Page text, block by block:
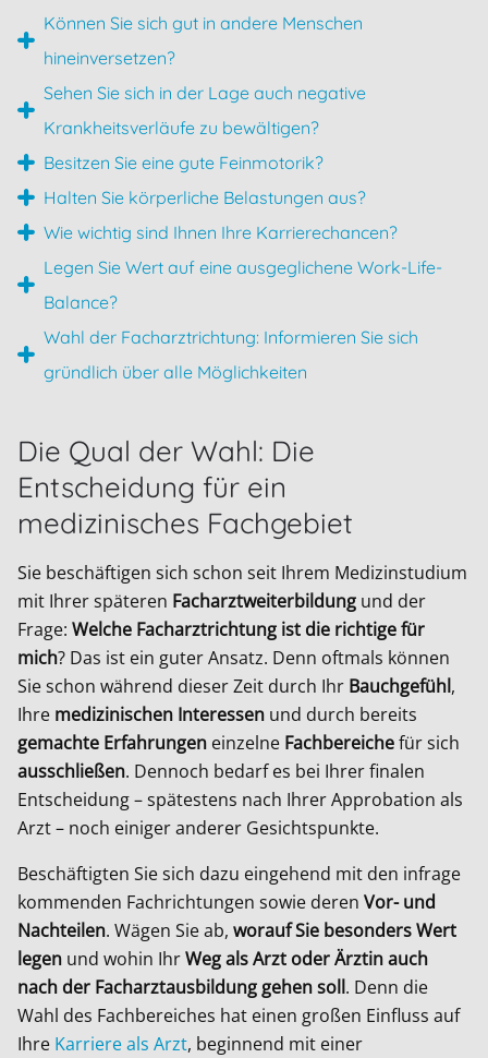
Können Sie sich gut in andere Menschen
hineinversetzen?
Sehen Sie sich in der Lage auch negative
Krankheitsverläufe zu bewältigen?
Besitzen Sie eine gute Feinmotorik?
Halten Sie körperliche Belastungen aus?
Wie wichtig sind Ihnen Ihre Karrierechancen?
Legen Sie Wert auf eine ausgeglichene Work-Life-
Balance?
Wahl der Facharztrichtung: Informieren Sie sich
gründlich über alle Möglichkeiten
Die Qual der Wahl: Die
Entscheidung für ein
medizinisches Fachgebiet
Sie beschäftigen sich schon seit Ihrem Medizinstudium
mit Ihrer späteren Facharztweiterbildung und der
Frage: Welche Facharztrichtung ist die richtige für
mich? Das ist ein guter Ansatz. Denn oftmals können
Sie schon während dieser Zeit durch Ihr Bauchgefühl,
Ihre medizinischen Interessen und durch bereits
gemachte Erfahrungen einzelne Fachbereichefür sich
ausschließen. Dennoch bedarf es bei Ihrer finalen
Entscheidung – spätestens nach Ihrer Approbation als
Arzt – noch einiger anderer Gesichtspunkte.
Beschäftigten Sie sich dazu eingehend mit den infrage
kommenden Fachrichtungen sowie deren Vor- und
Nachteilen. Wägen Sie ab, worauf Sie besonders Wert
legen und wohin IhrWeg als Arzt oder Ärztin auch
nach der Facharztausbildung gehen soll. Denn die
Wahl des Fachbereiches hat einen großen Einfluss auf
Ihre Karriere als Arzt, beginnend mit einer